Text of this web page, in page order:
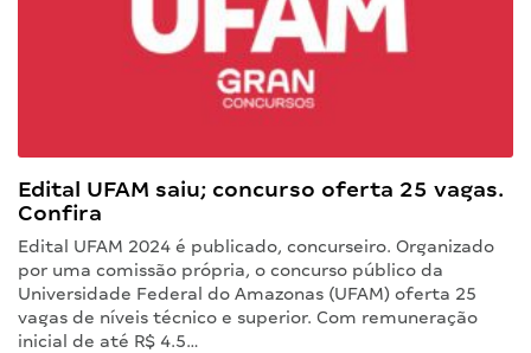
Edital UFAM saiu; concurso oferta 25 vagas.
Confira
Edital UFAM 2024 é publicado, concurseiro. Organizado
por uma comissão própria, o concurso público da
Universidade Federal do Amazonas (UFAM) oferta 25
vagas de níveis técnico e superior. Com remuneração
inicial de até R$ 4.5…